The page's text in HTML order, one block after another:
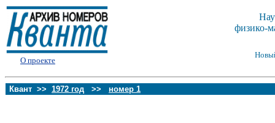
О проекте
физико-
Квант >> 1972 год >> номер 1